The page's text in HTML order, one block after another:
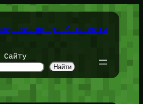
Майнкрафт ⛏️ Новости
Сайту
Найти